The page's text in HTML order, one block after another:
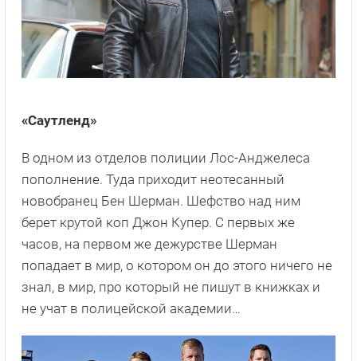
«Саутленд»
В одном из отделов полиции Лос-Анджелеса
пополнение. Туда приходит неотесанный
новобранец Бен Шерман. Шефство над ним
берет крутой коп Джон Купер. С первых же
часов, на первом же дежурстве Шерман
попадает в мир, о котором он до этого ничего не
знал, в мир, про который не пишут в книжках и
не учат в полицейской академии…